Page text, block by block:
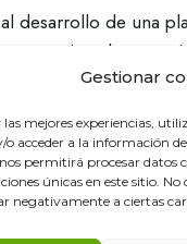
Gestionar
las mejores experiencias,
o acceder a la información
permitirá procesar
únicas en este sitio.
negativamente a ciertas
de una
permite a los
obtener
gracias a un